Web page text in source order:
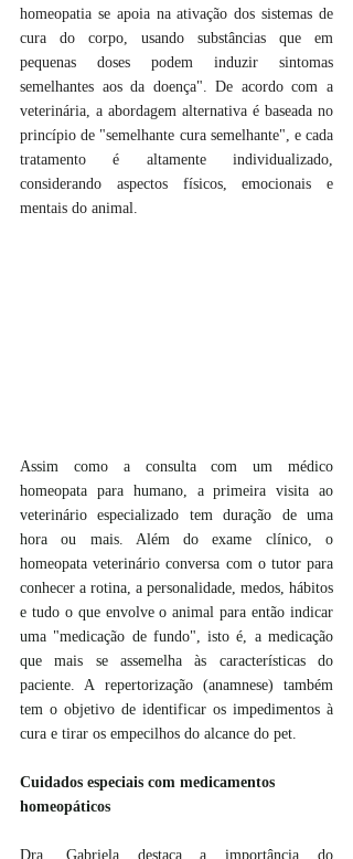
homeopatia se apoia na ativação dos sistemas de
cura do corpo, usando substâncias que em
pequenas doses podem induzir sintomas
semelhantes aos da doença". De acordo com a
veterinária, a abordagem alternativa é baseada no
princípio de "semelhante cura semelhante", e cada
tratamento é altamente individualizado,
considerando aspectos físicos, emocionais e
mentais do animal.
Assim como a consulta com um médico
homeopata para humano, a primeira visita ao
veterinário especializado tem duração de uma
hora ou mais. Além do exame clínico, o
homeopata veterinário conversa com o tutor para
conhecer a rotina, a personalidade, medos, hábitos
e tudo o que envolve o animal para então indicar
uma "medicação de fundo", isto é, a medicação
que mais se assemelha às características do
paciente. A repertorização (anamnese) também
tem o objetivo de identificar os impedimentos à
cura e tirar os empecilhos do alcance do pet.
Cuidados especiais com medicamentos
homeopáticos
Dra. Gabriela destaca a importância do